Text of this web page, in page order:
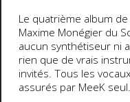
Le quatrième album
Maxime Monégier du
aucun synthétiseur ni
rien que de vrais
invités. Tous les
assurés par MeeK seul.